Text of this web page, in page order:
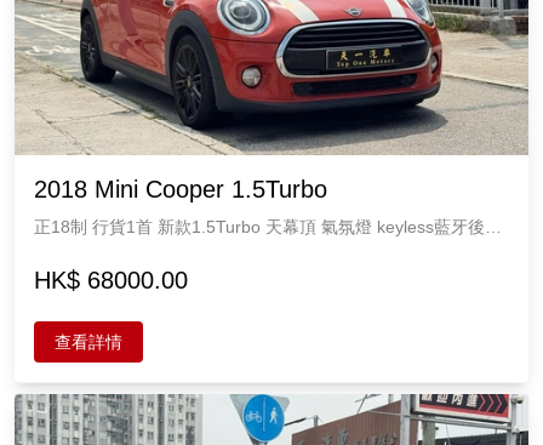
2018 Mini Cooper 1.5Turbo
正18制 行貨1首 新款1.5Turbo 天幕頂 氣氛燈 keyless藍牙後視
1500cc 4座
HK$ 68000.00
查看詳情